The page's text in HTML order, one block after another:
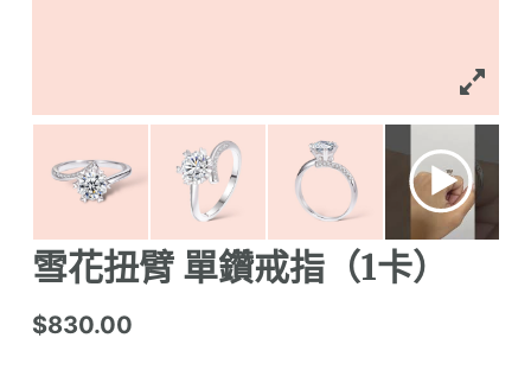
雪花扭臂 單鑽戒指（1卡）
$830.00